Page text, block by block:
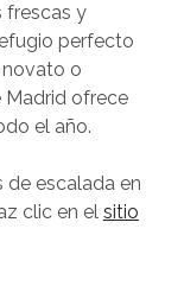
frescas y
perfecto
novato o
Madrid ofrece
el año.
de escalada en
clic en el sitio